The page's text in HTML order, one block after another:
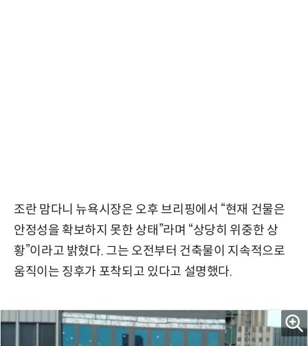
조란 맘다니 뉴욕시장은 오후 브리핑에서 “현재 건물은
안정성을 확보하지 못한 상태”라며 “상당히 위중한 상
황”이라고 밝혔다. 그는 오전부터 건축물이 지속적으로
움직이는 징후가 포착되고 있다고 설명했다.